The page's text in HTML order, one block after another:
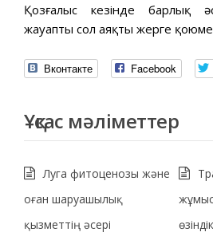
Қозғалыс кезінде барлық
жауапты сол аяқты жерге
Вконтакте Facebook
Ұқсас мәліметтер
Луга фитоценозы және
оған шаруашылық
қызметтің әсері